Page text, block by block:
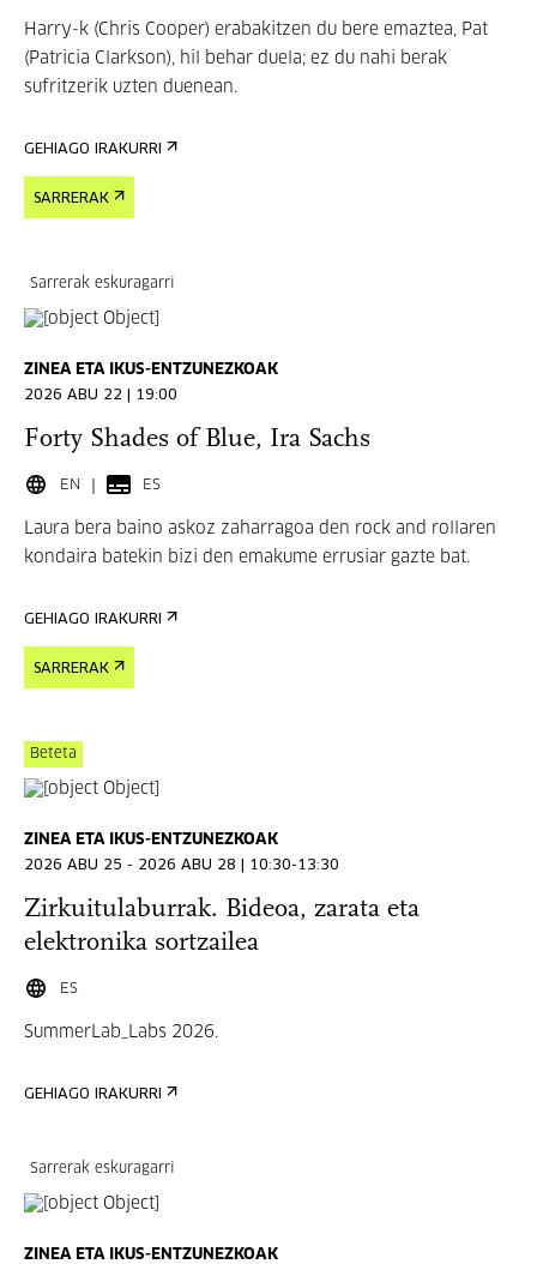
Harry-k (Chris Cooper) erabakitzen du bere emaztea, Pat
(Patricia Clarkson), hil behar duela; ez du nahi berak
sufritzerik uzten duenean.
GEHIAGO IRAKURRI
SARRERAK
Sarrerak eskuragarri
ZINEA ETA IKUS-ENTZUNEZKOAK
2026 ABU 22 | 19:00
Forty Shades of Blue, Ira Sachs
EN ES
Laura bera baino askoz zaharragoa den rock and rollaren
kondaira batekin bizi den emakume errusiar gazte bat.
GEHIAGO IRAKURRI
SARRERAK
Beteta
ZINEA ETA IKUS-ENTZUNEZKOAK
2026 ABU 25 - 2026 ABU 28 | 10:30-13:30
Zirkuitulaburrak. Bideoa, zarata eta
elektronika sortzailea
ES
SummerLab_Labs 2026.
GEHIAGO IRAKURRI
Sarrerak eskuragarri
ZINEA ETA IKUS-ENTZUNEZKOAK